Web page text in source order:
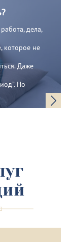
дела,
которое не
Даже
Но